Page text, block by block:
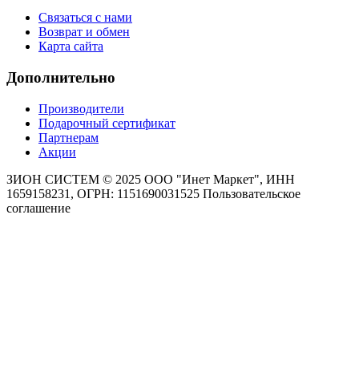
Связаться с нами
Возврат и обмен
Карта сайта
Дополнительно
Производители
Подарочный сертификат
Партнерам
Акции
ЗИОН СИСТЕМ © 2025 ООО "Инет Маркет", ИНН
1659158231, ОГРН: 1151690031525 Пользовательское
соглашение